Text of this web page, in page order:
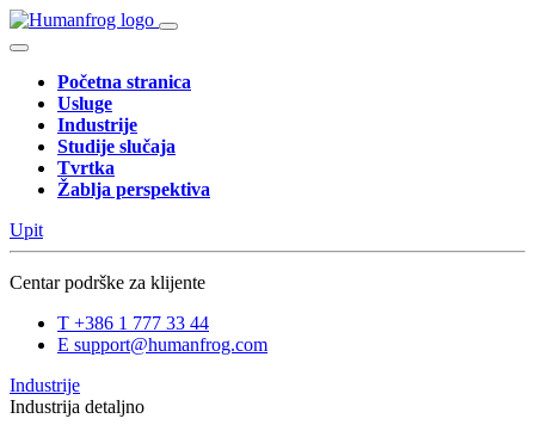
Početna stranica
Usluge
Industrije
Studije slučaja
Tvrtka
Žablja perspektiva
Upit
Centar podrške za klijente
T +386 1 777 33 44
E support@humanfrog.com
Industrije
Industrija detaljno